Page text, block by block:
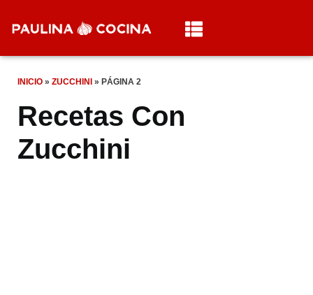
INICIO » ZUCCHINI » PÁGINA 2
Recetas Con
Zucchini